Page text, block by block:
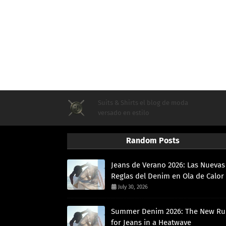
Suits & Shirts el blog de moda
versado en estilo
Random Posts
Jeans de Verano 2026: Las Nuevas
Reglas del Denim en Ola de Calor
July 30, 2026
Summer Denim 2026: The New
for Jeans in a Heatwave